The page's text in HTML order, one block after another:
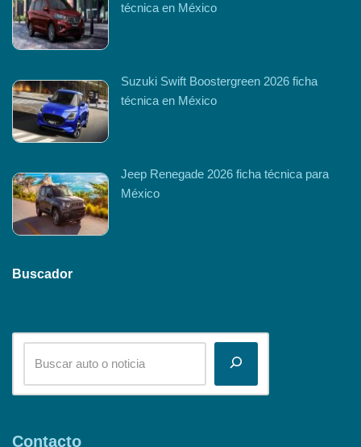
técnica en México
Suzuki Swift Boostergreen 2026 ficha
técnica en México
Jeep Renegade 2026 ficha técnica para
México
Buscador
Contacto